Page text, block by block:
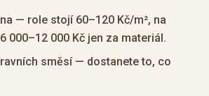
— role stojí 60–120 Kč/m², na
000–12 000 Kč jen za materiál.
směsí — dostanete to, co